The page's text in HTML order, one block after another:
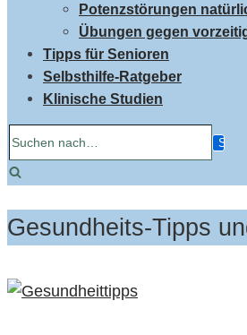
Potenzstörungen
Übungen gegen
Tipps für Senioren
Selbsthilfe-Ratgeber
Klinische Studien
Suchen
nach…
Gesundheits-Tipps